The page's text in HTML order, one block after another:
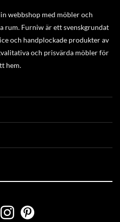
webbshop med möbler och
rum. Furniw är ett svenskgrundat
och handplockade produkter av
och prisvärda möbler för
hem.